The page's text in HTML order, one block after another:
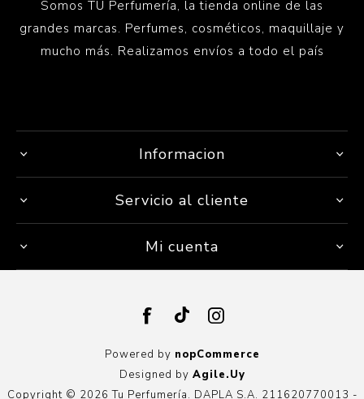
Somos TU Perfumería, la tienda online de las
grandes marcas. Perfumes, cosméticos, maquillaje y
mucho más. Realizamos envíos a todo el país
Informacion
Servicio al cliente
Mi cuenta
Powered by nopCommerce
Designed by Agile.Uy
Copyright © 2026 Tu Perfumería. DAPLA S.A. 211620770013 -